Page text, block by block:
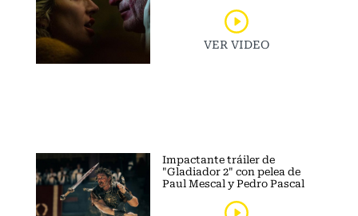
VER VIDEO
Impactante tráiler de
"Gladiador 2" con pelea de
Paul Mescal y Pedro Pascal